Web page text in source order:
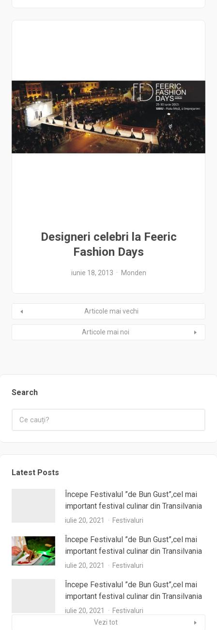
Designeri celebri la Feeric
Fashion Days
iunie 18, 2013 Monden
Articole mai vechi
Articole mai noi
Search
Latest Posts
Începe Festivalul ”de Bun Gust”,cel mai
important festival culinar din Transilvania
iulie 20, 2021 Festivaluri
Începe Festivalul ”de Bun Gust”,cel mai
important festival culinar din Transilvania
iulie 20, 2021 Festivaluri
Începe Festivalul ”de Bun Gust”,cel mai
important festival culinar din Transilvania
iulie 20, 2021
Festivaluri
Vezi tot